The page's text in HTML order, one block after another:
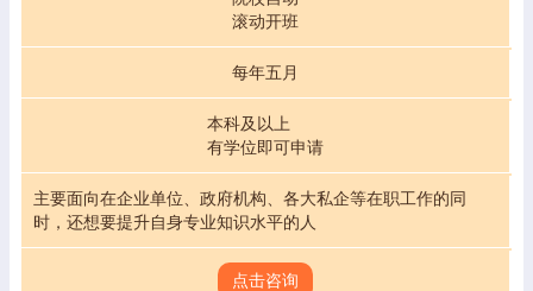
滚动开班
每年五月
本科及以上
有学位即可申请
主要面向在企业单位、政府机构、各大私企等在职工作的同
时，还想要提升自身专业知识水平的人
点击咨询